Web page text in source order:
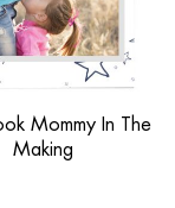
Mommy In The
Making